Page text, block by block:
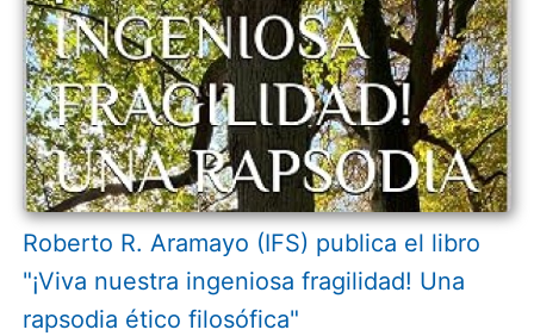
Roberto R. Aramayo (IFS) publica el libro
"¡Viva nuestra ingeniosa fragilidad! Una
rapsodia ético filosófica"